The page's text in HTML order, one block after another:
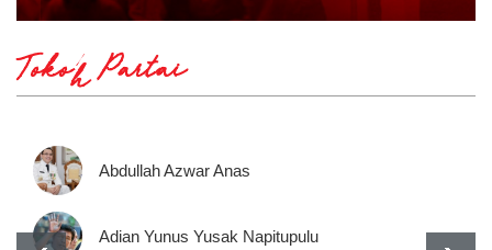
Tokoh Partai
Abdullah Azwar Anas
Adian Yunus Yusak Napitupulu